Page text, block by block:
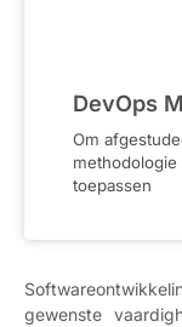
DevOps
Om
toepassen
gewenste